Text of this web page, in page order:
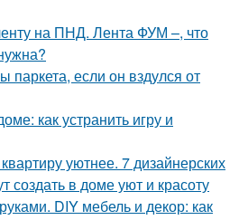
на ПНД. Лента ФУМ –, что
паркета, если он вздулся от
как устранить игру и
уютнее. 7 дизайнерских
создать в доме уют и красоту
DIY мебель и декор: как